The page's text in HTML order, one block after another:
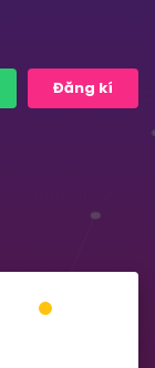
Đăng kí